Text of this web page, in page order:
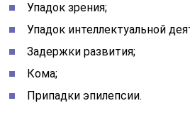
Упадок зрения;
Упадок интеллектуальной
Задержки развития;
Кома;
Припадки эпилепсии.